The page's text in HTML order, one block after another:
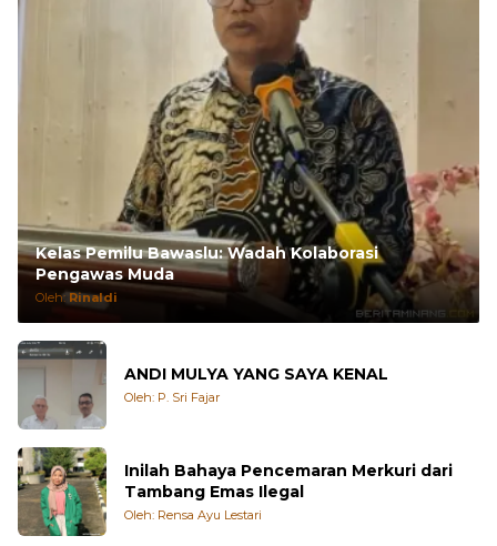
Kelas Pemilu Bawaslu: Wadah Kolaborasi
Pengawas Muda
Oleh:Rinaldi
Oleh: P. Sri Fajar
Tambang Emas Ilegal
Oleh: Rensa Ayu Lestari